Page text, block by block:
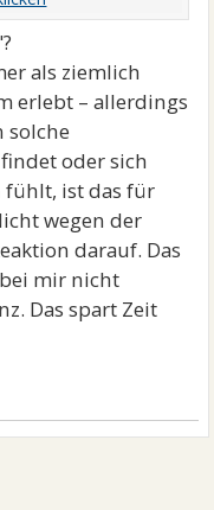
ausfuhr.
als ziemlich
erlebt – allerdings
solche
oder sich
fühlt, ist das für
wegen der
darauf. Das
mir nicht
Das spart Zeit